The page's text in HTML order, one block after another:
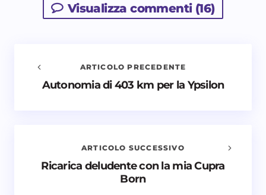
Visualizza commenti (16)
Nome *
Avvisami quando vengono aggiunti nuovi
ARTICOLO PRECEDENTE
Autonomia di 403 km per la Ypsilon
ARTICOLO SUCCESSIVO
Ricarica deludente con la mia Cupra
Born